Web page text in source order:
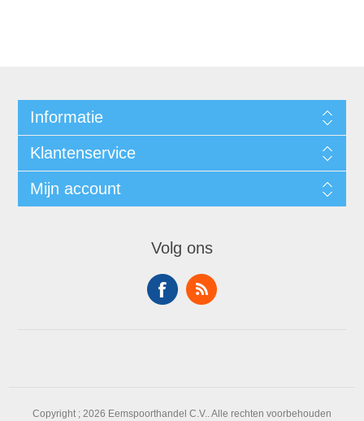
Informatie
Klantenservice
Mijn account
Volg ons
Copyright ; 2026 Eemspoorthandel C.V.. Alle rechten voorbehouden